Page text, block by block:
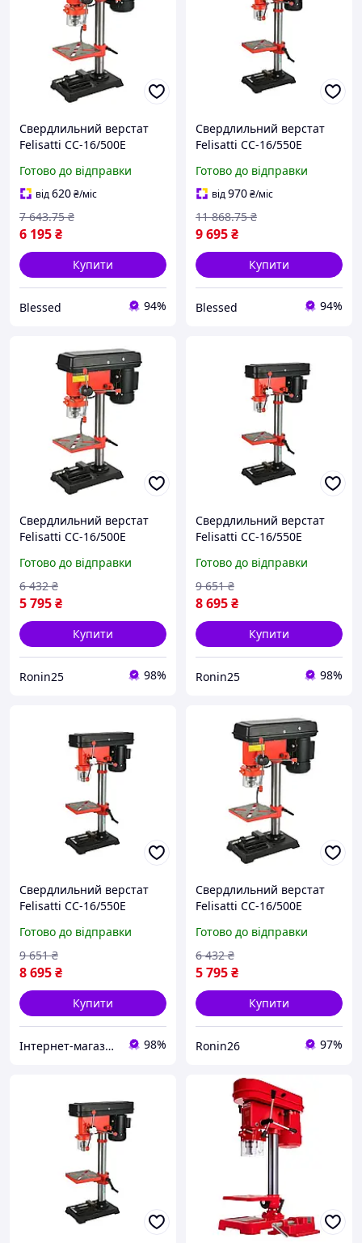
Свердлильний верстат
Felisatti СС-16/500Е
16 мм, 9 швидкостей
Готово до відправки
від620₴/міс
6 195₴
7 643.75 ₴
Купити
Blessed 94%
Свердлильний верстат
Felisatti СС-16/550Е
16 мм, 12 швидкостей
Готово до відправки
від970₴/міс
9 695₴
11 868.75 ₴
Купити
Blessed 94%
Свердлильний верстат
Felisatti СС-16/500Е
16 мм, 9 швидкостей
Готово до відправки
5 795₴
6 432 ₴
Купити
Ronin25 98%
Свердлильний верстат
Felisatti СС-16/550Е
16 мм, 12 швидкостей
Готово до відправки
8 695₴
9 651 ₴
Купити
Ronin25 98%
Свердлильний верстат
Felisatti СС-16/550Е
16 мм, 12 швидкостей ITL
Готово до відправки
8 695₴
9 651 ₴
Купити
Інтернет-магазин "Instatool" 98%
Свердлильний верстат
Felisatti СС-16/500Е
16 мм, 9 швидкостей
Готово до відправки
5 795₴
6 432 ₴
Купити
Ronin26 97%